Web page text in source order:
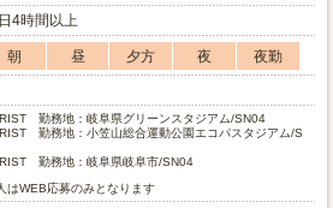
4時間以上
朝 昼 夕方 夜
夜勤
勤務地：岐阜県グリーンスタジアム/SN04
勤務地：小笠山総合運動公園エコパスタジアム/S
勤務地：岐阜県岐阜市/SN04
はWEB応募のみとなります